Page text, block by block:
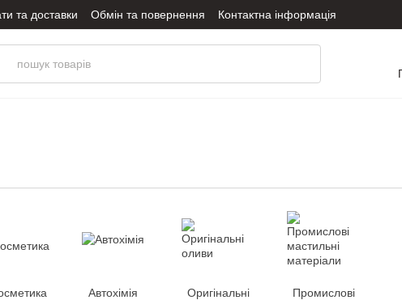
та доставки Обмін та повернення
Контактна інформація
Політика конфіденційності
Автохімія
Оригінальні
Промислові